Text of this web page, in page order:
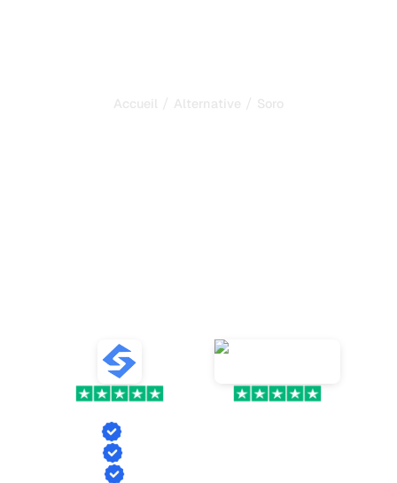
Accueil / Alternative / Soro
Échange de backlinks
Génération d'articles